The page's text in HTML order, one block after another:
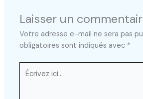
Laisser un
Votre adresse e-mail ne sera pas
obligatoires sont indiqués avec *
Écrivez
ici…